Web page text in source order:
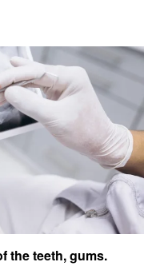
the teeth, gums.